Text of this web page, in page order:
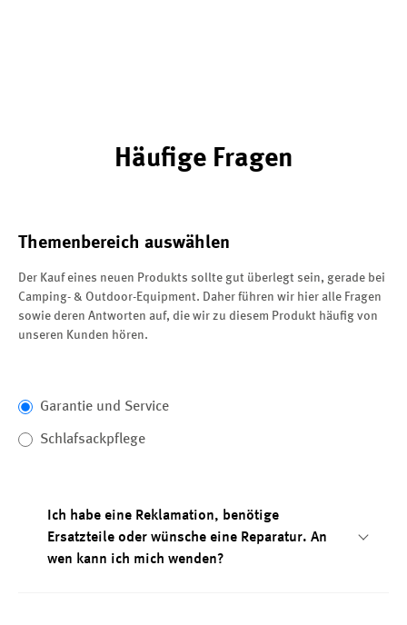
Häufige Fragen
Themenbereich auswählen
Der Kauf eines neuen Produkts sollte gut überlegt sein, gerade bei
Camping- & Outdoor-Equipment. Daher führen wir hier alle Fragen
sowie deren Antworten auf, die wir zu diesem Produkt häufig von
unseren Kunden hören.
Garantie und Service
Schlafsackpflege
Ich habe eine Reklamation, benötige
Ersatzteile oder wünsche eine Reparatur. An
wen kann ich mich wenden?